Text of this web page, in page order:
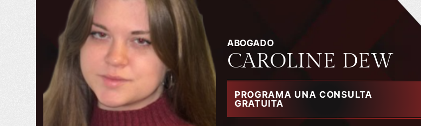
ABOGADO
CAROLINE DEW
PROGRAMA UNA CONSULTA
GRATUITA